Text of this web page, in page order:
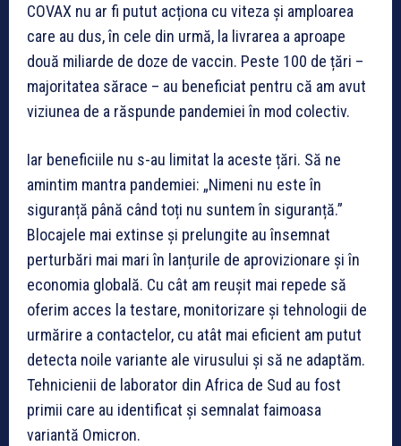
COVAX nu ar fi putut acționa cu viteza și amploarea
care au dus, în cele din urmă, la livrarea a aproape
două miliarde de doze de vaccin. Peste 100 de țări –
majoritatea sărace – au beneficiat pentru că am avut
viziunea de a răspunde pandemiei în mod colectiv.
Iar beneficiile nu s-au limitat la aceste țări. Să ne
amintim mantra pandemiei: „Nimeni nu este în
siguranță până când toți nu suntem în siguranță.”
Blocajele mai extinse și prelungite au însemnat
perturbări mai mari în lanțurile de aprovizionare și în
economia globală. Cu cât am reușit mai repede să
oferim acces la testare, monitorizare și tehnologii de
urmărire a contactelor, cu atât mai eficient am putut
detecta noile variante ale virusului și să ne adaptăm.
Tehnicienii de laborator din Africa de Sud au fost
primii care au identificat și semnalat faimoasa
variantă Omicron.